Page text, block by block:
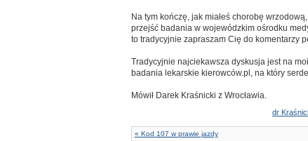
Na tym kończę, jak miałeś chorobę
przejść badania w wojewódzkim ośrodku
to tradycyjnie zapraszam Cię do komentarzy
Tradycyjnie najciekawsza dyskusja jest na
badania lekarskie kierowców.pl, na który
Mówił Darek Kraśnicki z Wrocławia.
dr
« Kod 107 w prawie jazdy